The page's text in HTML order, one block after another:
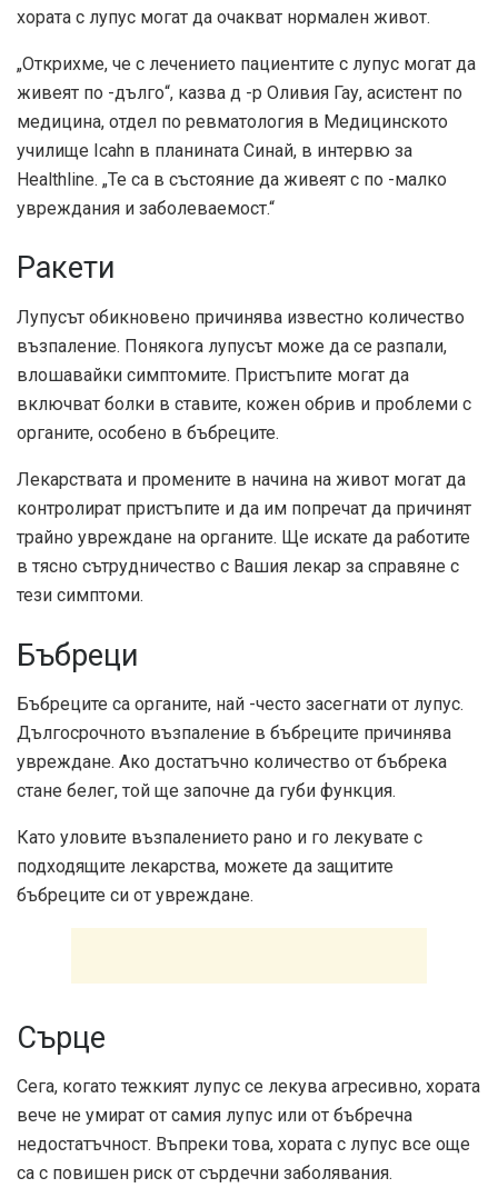
хората с лупус могат да очакват нормален живот.
„Открихме, че с лечението пациентите с лупус могат да
живеят по -дълго“, казва д -р Оливия Гау, асистент по
медицина, отдел по ревматология в Медицинското
училище Icahn в планината Синай, в интервю за
Healthline. „Те са в състояние да живеят с по -малко
увреждания и заболеваемост.“
Ракети
Лупусът обикновено причинява известно количество
възпаление. Понякога лупусът може да се разпали,
влошавайки симптомите. Пристъпите могат да
включват болки в ставите, кожен обрив и проблеми с
органите, особено в бъбреците.
Лекарствата и промените в начина на живот могат да
контролират пристъпите и да им попречат да причинят
трайно увреждане на органите. Ще искате да работите
в тясно сътрудничество с Вашия лекар за справяне с
тези симптоми.
Бъбреци
Бъбреците са органите, най -често засегнати от лупус.
Дългосрочното възпаление в бъбреците причинява
увреждане. Ако достатъчно количество от бъбрека
стане белег, той ще започне да губи функция.
Като уловите възпалението рано и го лекувате с
подходящите лекарства, можете да защитите
бъбреците си от увреждане.
Сърце
Сега, когато тежкият лупус се лекува агресивно, хората
вече не умират от самия лупус или от бъбречна
недостатъчност. Въпреки това, хората с лупус все още
са с повишен риск от сърдечни заболявания.